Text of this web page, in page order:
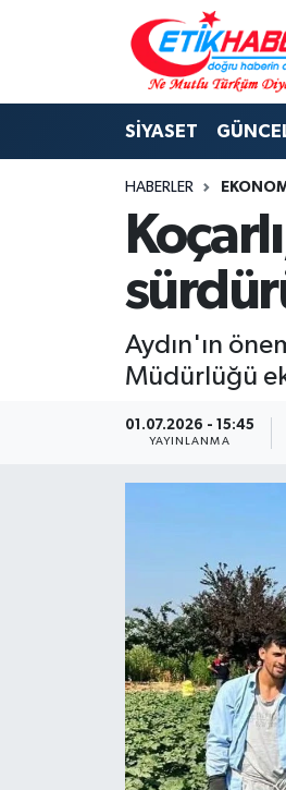
SİYASET
HABERLER
Aydın'ın
Müdürlüğü
01.07.2026 - 15:45
YAYINLANMA
BİLİM-TEKNOLOJİ
DIŞ POLİTİKA
EĞİTİM GENÇLİK
EKONOMİ
KÖŞE YAZILARI
KÜLTÜR-SANAT-
SAĞLIK
SİYASET
GÜNCEL
Nöbetçi Eczaneler
Hava Durumu
İstanbul Namaz Vakitleri
Trafik Durumu
Süper Lig Puan Durumu
Tüm Manşetler
Son Dakika Haberleri